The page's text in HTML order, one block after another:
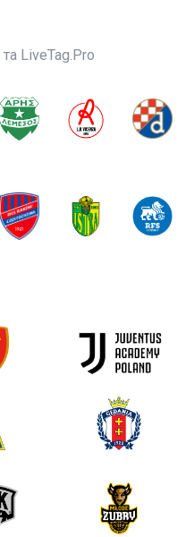
LiveTag.Pro